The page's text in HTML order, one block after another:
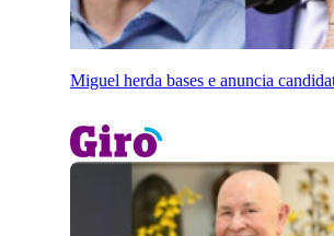
Miguel herda bases e anuncia